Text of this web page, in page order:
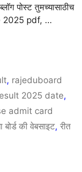
पोस्ट तुमच्यासाठीच
2025 pdf, …
, rajeduboard
2025 date,
admit card
बोर्ड की वेबसाइट, रीत